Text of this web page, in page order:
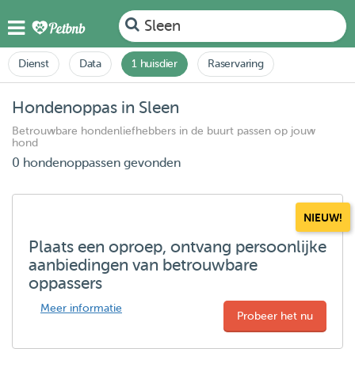
Sleen
Dienst Data 1 huisdier Raservaring
Hondenoppas in Sleen
Betrouwbare hondenliefhebbers in de buurt passen op jouw
hond
0 hondenoppassen gevonden
NIEUW!
Plaats een oproep, ontvang persoonlijke
aanbiedingen van betrouwbare
oppassers
Meer informatie
Probeer het nu